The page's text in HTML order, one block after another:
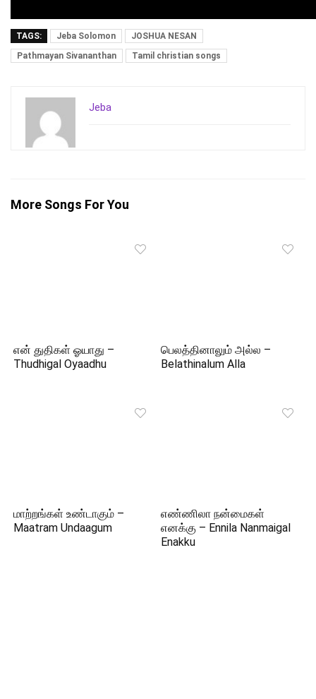
TAGS: Jeba Solomon
JOSHUA NESAN
Pathmayan Sivananthan
Tamil christian songs
Jeba
More Songs For You
என் துதிகள் ஓயாது –
Thudhigal Oyaadhu
பெலத்தினாலும் அல்ல –
Belathinalum Alla
மாற்றங்கள் உண்டாகும் –
Maatram Undaagum
எண்ணிலா நன்மைகள்
எனக்கு – Ennila Nanmaigal
Enakku